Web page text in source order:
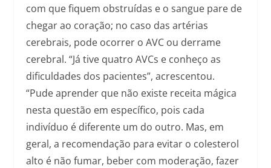
com que fiquem obstruídas e o sangue pare de
chegar ao coração; no caso das artérias
cerebrais, pode ocorrer o AVC ou derrame
cerebral. “Já tive quatro AVCs e conheço as
dificuldades dos pacientes”, acrescentou.
“Pude aprender que não existe receita mágica
nesta questão em específico, pois cada
indivíduo é diferente um do outro. Mas, em
geral, a recomendação para evitar o colesterol
alto é não fumar, beber com moderação, fazer